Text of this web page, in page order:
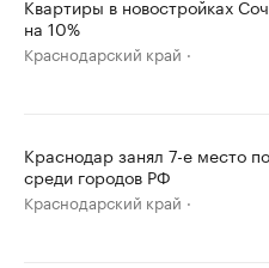
Квартиры в новостройках
на 10%
Краснодарский край
Краснодар занял 7-е место
среди городов РФ
Краснодарский край